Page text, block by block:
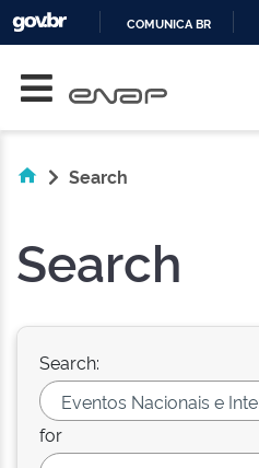
COMUNICA BR
Search
Search
Search:
for